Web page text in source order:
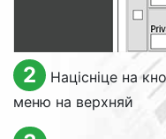
2 Націсніце на
меню на верхняй